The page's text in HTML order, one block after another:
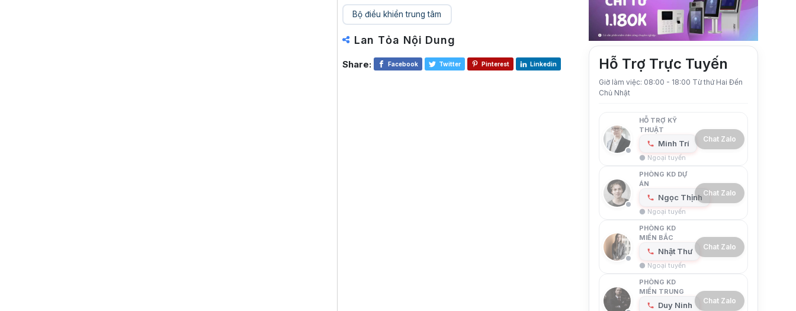
Bộ điều khiển trung tâm
Lan Tỏa Nội Dung
Share: Facebook Twitter Pinterest Linkedin Hỗ Trợ Trực Tuyến
Giờ làm việc: 08:00 - 18:00 Từ thứ Hai Đến
Chủ Nhật
HỖ TRỢ KỸ
THUẬT
Minh Trí
⚫ Ngoại tuyến
Chat Zalo
PHÒNG KD DỰ
ÁN
Ngọc Thịnh
⚫ Ngoại tuyến
Chat Zalo
PHÒNG KD
MIỀN BẮC
Nhật Thư
⚫ Ngoại tuyến
Chat Zalo
PHÒNG KD
MIỀN TRUNG
Duy Ninh Chat Zalo